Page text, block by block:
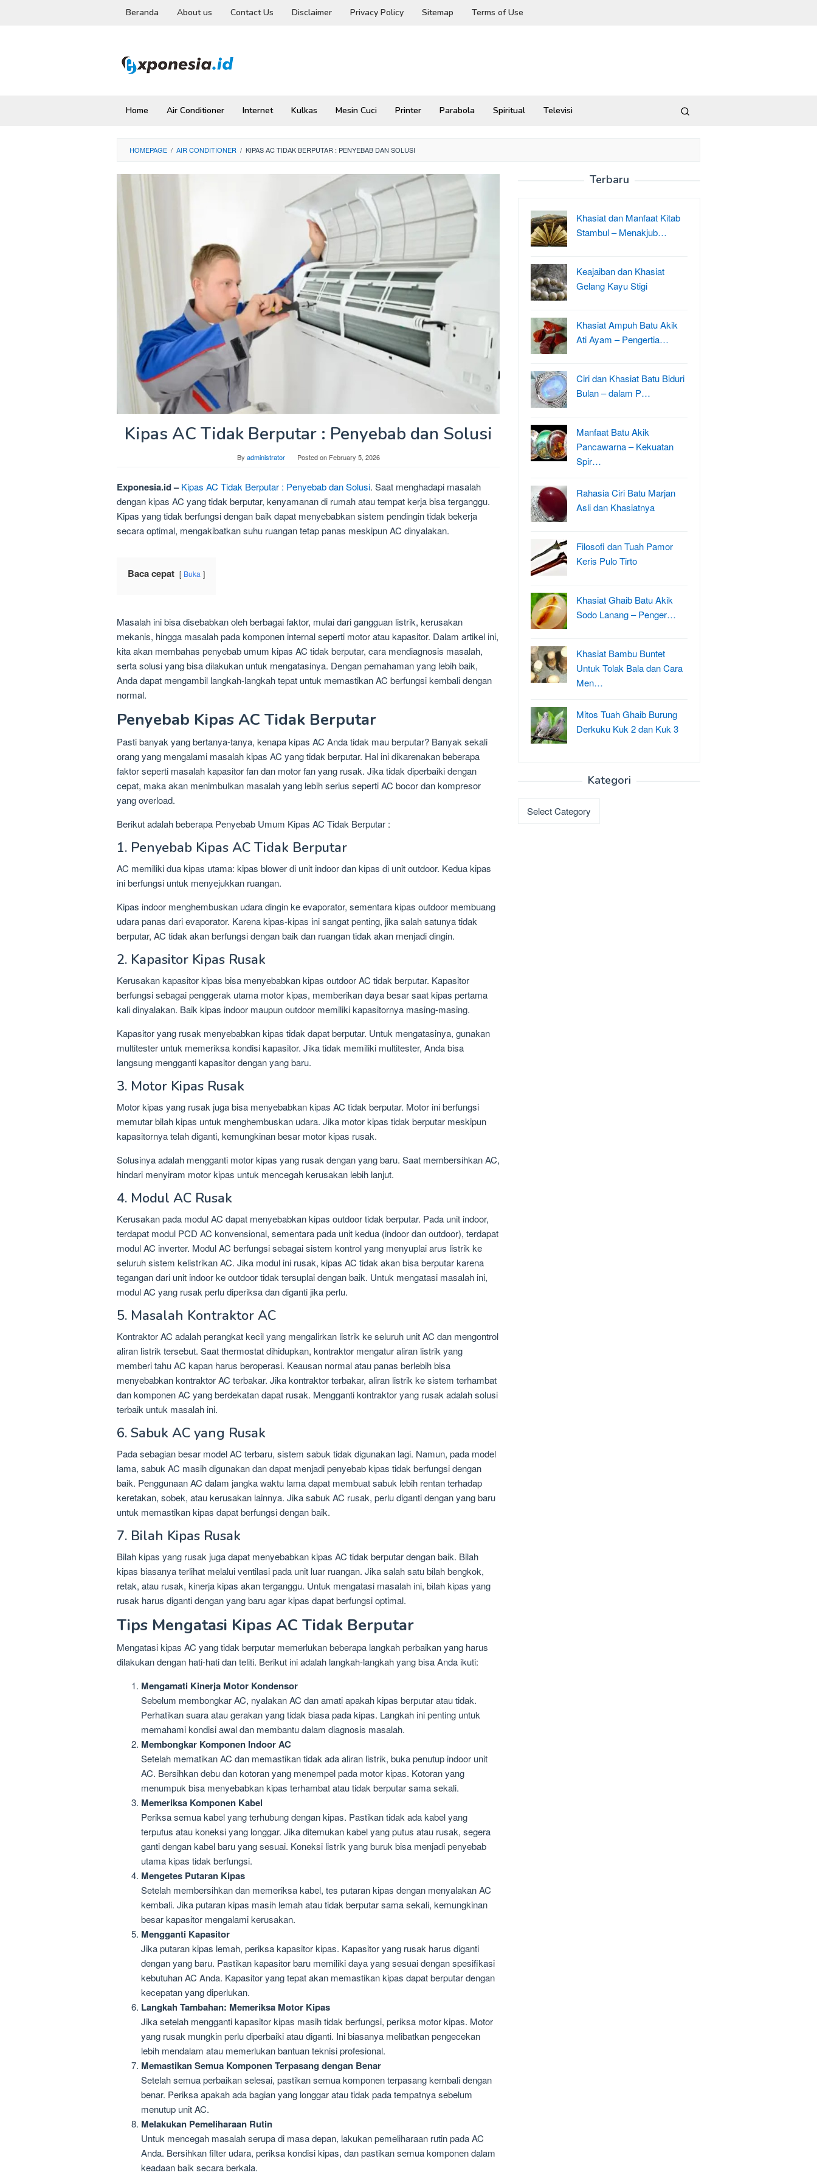
Beranda About us Contact Us Disclaimer Privacy Policy Sitemap Terms of Use
Home Air Conditioner Internet Kulkas Mesin Cuci Printer Parabola Spiritual Televisi
HOMEPAGE / AIR CONDITIONER / KIPAS AC TIDAK BERPUTAR : PENYEBAB DAN SOLUSI
Kipas AC Tidak Berputar : Penyebab dan Solusi
By administrator Posted on February 5, 2026
Exponesia.id – Kipas AC Tidak Berputar : Penyebab dan Solusi. Saat menghadapi masalah
dengan kipas AC yang tidak berputar, kenyamanan di rumah atau tempat kerja bisa terganggu.
Kipas yang tidak berfungsi dengan baik dapat menyebabkan sistem pendingin tidak bekerja
secara optimal, mengakibatkan suhu ruangan tetap panas meskipun AC dinyalakan.
Baca cepat Buka
Masalah ini bisa disebabkan oleh berbagai faktor, mulai dari gangguan listrik, kerusakan
mekanis, hingga masalah pada komponen internal seperti motor atau kapasitor. Dalam artikel ini,
kita akan membahas penyebab umum kipas AC tidak berputar, cara mendiagnosis masalah,
serta solusi yang bisa dilakukan untuk mengatasinya. Dengan pemahaman yang lebih baik,
Anda dapat mengambil langkah-langkah tepat untuk memastikan AC berfungsi kembali dengan
normal.
Penyebab Kipas AC Tidak Berputar
Pasti banyak yang bertanya-tanya, kenapa kipas AC Anda tidak mau berputar? Banyak sekali
orang yang mengalami masalah kipas AC yang tidak berputar. Hal ini dikarenakan beberapa
faktor seperti masalah kapasitor fan dan motor fan yang rusak. Jika tidak diperbaiki dengan
cepat, maka akan menimbulkan masalah yang lebih serius seperti AC bocor dan kompresor
yang overload.
Berikut adalah beberapa Penyebab Umum Kipas AC Tidak Berputar :
1. Penyebab Kipas AC Tidak Berputar
AC memiliki dua kipas utama: kipas blower di unit indoor dan kipas di unit outdoor. Kedua kipas
ini berfungsi untuk menyejukkan ruangan.
Kipas indoor menghembuskan udara dingin ke evaporator, sementara kipas outdoor membuang
udara panas dari evaporator. Karena kipas-kipas ini sangat penting, jika salah satunya tidak
berputar, AC tidak akan berfungsi dengan baik dan ruangan tidak akan menjadi dingin.
2. Kapasitor Kipas Rusak
Kerusakan kapasitor kipas bisa menyebabkan kipas outdoor AC tidak berputar. Kapasitor
berfungsi sebagai penggerak utama motor kipas, memberikan daya besar saat kipas pertama
kali dinyalakan. Baik kipas indoor maupun outdoor memiliki kapasitornya masing-masing.
Kapasitor yang rusak menyebabkan kipas tidak dapat berputar. Untuk mengatasinya, gunakan
multitester untuk memeriksa kondisi kapasitor. Jika tidak memiliki multitester, Anda bisa
langsung mengganti kapasitor dengan yang baru.
3. Motor Kipas Rusak
Motor kipas yang rusak juga bisa menyebabkan kipas AC tidak berputar. Motor ini berfungsi
memutar bilah kipas untuk menghembuskan udara. Jika motor kipas tidak berputar meskipun
kapasitornya telah diganti, kemungkinan besar motor kipas rusak.
Solusinya adalah mengganti motor kipas yang rusak dengan yang baru. Saat membersihkan AC,
hindari menyiram motor kipas untuk mencegah kerusakan lebih lanjut.
4. Modul AC Rusak
Kerusakan pada modul AC dapat menyebabkan kipas outdoor tidak berputar. Pada unit indoor,
terdapat modul PCD AC konvensional, sementara pada unit kedua (indoor dan outdoor), terdapat
modul AC inverter. Modul AC berfungsi sebagai sistem kontrol yang menyuplai arus listrik ke
seluruh sistem kelistrikan AC. Jika modul ini rusak, kipas AC tidak akan bisa berputar karena
tegangan dari unit indoor ke outdoor tidak tersuplai dengan baik. Untuk mengatasi masalah ini,
modul AC yang rusak perlu diperiksa dan diganti jika perlu.
5. Masalah Kontraktor AC
Kontraktor AC adalah perangkat kecil yang mengalirkan listrik ke seluruh unit AC dan mengontrol
aliran listrik tersebut. Saat thermostat dihidupkan, kontraktor mengatur aliran listrik yang
memberi tahu AC kapan harus beroperasi. Keausan normal atau panas berlebih bisa
menyebabkan kontraktor AC terbakar. Jika kontraktor terbakar, aliran listrik ke sistem terhambat
dan komponen AC yang berdekatan dapat rusak. Mengganti kontraktor yang rusak adalah solusi
terbaik untuk masalah ini.
6. Sabuk AC yang Rusak
Pada sebagian besar model AC terbaru, sistem sabuk tidak digunakan lagi. Namun, pada model
lama, sabuk AC masih digunakan dan dapat menjadi penyebab kipas tidak berfungsi dengan
baik. Penggunaan AC dalam jangka waktu lama dapat membuat sabuk lebih rentan terhadap
keretakan, sobek, atau kerusakan lainnya. Jika sabuk AC rusak, perlu diganti dengan yang baru
untuk memastikan kipas dapat berfungsi dengan baik.
7. Bilah Kipas Rusak
Bilah kipas yang rusak juga dapat menyebabkan kipas AC tidak berputar dengan baik. Bilah
kipas biasanya terlihat melalui ventilasi pada unit luar ruangan. Jika salah satu bilah bengkok,
retak, atau rusak, kinerja kipas akan terganggu. Untuk mengatasi masalah ini, bilah kipas yang
rusak harus diganti dengan yang baru agar kipas dapat berfungsi optimal.
Tips Mengatasi Kipas AC Tidak Berputar
Mengatasi kipas AC yang tidak berputar memerlukan beberapa langkah perbaikan yang harus
dilakukan dengan hati-hati dan teliti. Berikut ini adalah langkah-langkah yang bisa Anda ikuti:
Mengamati Kinerja Motor Kondensor
Sebelum membongkar AC, nyalakan AC dan amati apakah kipas berputar atau tidak.
Perhatikan suara atau gerakan yang tidak biasa pada kipas. Langkah ini penting untuk
memahami kondisi awal dan membantu dalam diagnosis masalah.
Membongkar Komponen Indoor AC
Setelah mematikan AC dan memastikan tidak ada aliran listrik, buka penutup indoor unit
AC. Bersihkan debu dan kotoran yang menempel pada motor kipas. Kotoran yang
menumpuk bisa menyebabkan kipas terhambat atau tidak berputar sama sekali.
Memeriksa Komponen Kabel
Periksa semua kabel yang terhubung dengan kipas. Pastikan tidak ada kabel yang
terputus atau koneksi yang longgar. Jika ditemukan kabel yang putus atau rusak, segera
ganti dengan kabel baru yang sesuai. Koneksi listrik yang buruk bisa menjadi penyebab
utama kipas tidak berfungsi.
Mengetes Putaran Kipas
Setelah membersihkan dan memeriksa kabel, tes putaran kipas dengan menyalakan AC
kembali. Jika putaran kipas masih lemah atau tidak berputar sama sekali, kemungkinan
besar kapasitor mengalami kerusakan.
Mengganti Kapasitor
Jika putaran kipas lemah, periksa kapasitor kipas. Kapasitor yang rusak harus diganti
dengan yang baru. Pastikan kapasitor baru memiliki daya yang sesuai dengan spesifikasi
kebutuhan AC Anda. Kapasitor yang tepat akan memastikan kipas dapat berputar dengan
kecepatan yang diperlukan.
Langkah Tambahan: Memeriksa Motor Kipas
Jika setelah mengganti kapasitor kipas masih tidak berfungsi, periksa motor kipas. Motor
yang rusak mungkin perlu diperbaiki atau diganti. Ini biasanya melibatkan pengecekan
lebih mendalam atau memerlukan bantuan teknisi profesional.
Memastikan Semua Komponen Terpasang dengan Benar
Setelah semua perbaikan selesai, pastikan semua komponen terpasang kembali dengan
benar. Periksa apakah ada bagian yang longgar atau tidak pada tempatnya sebelum
menutup unit AC.
Melakukan Pemeliharaan Rutin
Untuk mencegah masalah serupa di masa depan, lakukan pemeliharaan rutin pada AC
Anda. Bersihkan filter udara, periksa kondisi kipas, dan pastikan semua komponen dalam
keadaan baik secara berkala.
Terbaru
Khasiat dan Manfaat Kitab
Stambul – Menakjub…
Keajaiban dan Khasiat
Gelang Kayu Stigi
Khasiat Ampuh Batu Akik
Ati Ayam – Pengertia…
Ciri dan Khasiat Batu Biduri
Bulan – dalam P…
Manfaat Batu Akik
Pancawarna – Kekuatan
Spir…
Rahasia Ciri Batu Marjan
Asli dan Khasiatnya
Filosofi dan Tuah Pamor
Keris Pulo Tirto
Khasiat Ghaib Batu Akik
Sodo Lanang – Penger…
Khasiat Bambu Buntet
Untuk Tolak Bala dan Cara
Men…
Mitos Tuah Ghaib Burung
Derkuku Kuk 2 dan Kuk 3
Kategori
Kategori